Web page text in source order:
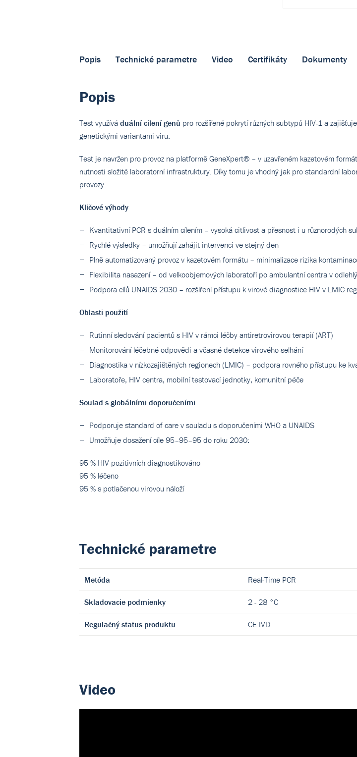
Popis Technické parametre Video Certifikáty Dokumenty
Popis
Test využívá duální cílení genů pro rozšířené pokrytí různých subtypů HIV-1 a
genetickými variantami viru.
Test je navržen pro provoz na platformě GeneXpert® – v uzavřeném kazetovém
nutnosti složité laboratorní infrastruktury. Díky tomu je vhodný jak pro standardní
provozy.
Klíčové výhody
Kvantitativní PCR s duálním cílením – vysoká citlivost a přesnost i u různorodých
Rychlé výsledky – umožňují zahájit intervenci ve stejný den
Plně automatizovaný provoz v kazetovém formátu – minimalizace rizika
Flexibilita nasazení – od velkoobjemových laboratoří po ambulantní centra v
Podpora cílů UNAIDS 2030 – rozšíření přístupu k virové diagnostice HIV v LMIC
Oblasti použití
Rutinní sledování pacientů s HIV v rámci léčby antiretrovirovou terapií (ART)
Monitorování léčebné odpovědi a včasné detekce virového selhání
Diagnostika v nízkozajištěných regionech (LMIC) – podpora rovného přístupu ke
Laboratoře, HIV centra, mobilní testovací jednotky, komunitní péče
Soulad s globálními doporučeními
Podporuje standard of care v souladu s doporučeními WHO a UNAIDS
Umožňuje dosažení cíle 95–95–95 do roku 2030:
95 % HIV pozitivních diagnostikováno
95 % léčeno
95 % s potlačenou virovou náloží
Technické parametre
Metóda Real-Time PCR
Skladovacie podmienky 2 - 28 °C
Regulačný status produktu CE IVD
Video